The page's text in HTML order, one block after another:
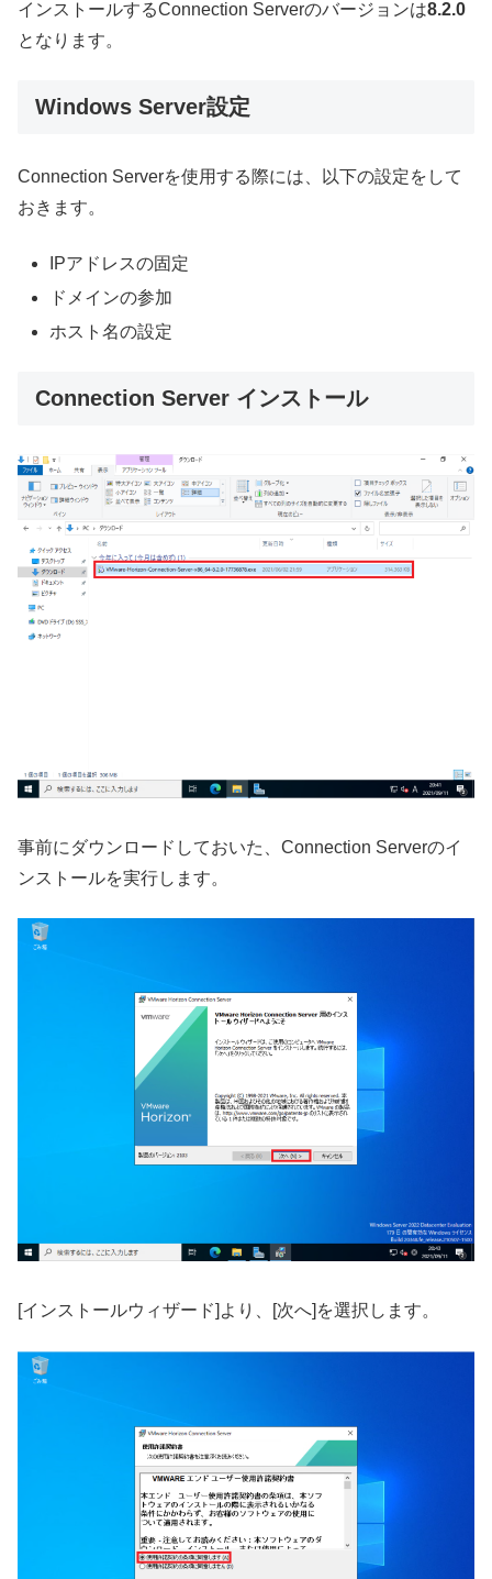
インストールするConnection Serverのバージョンは8.2.0
となります。
Windows Server設定
Connection Serverを使用する際には、以下の設定をして
おきます。
IPアドレスの固定
ドメインの参加
ホスト名の設定
Connection Server インストール
事前にダウンロードしておいた、Connection Serverのイ
ンストールを実行します。
[インストールウィザード]より、[次へ]を選択します。